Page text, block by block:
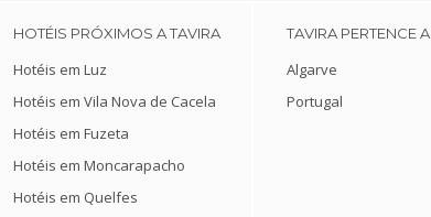
HOTÉIS PRÓXIMOS A TAVIRA
Hotéis em Luz
Hotéis em Vila Nova de Cacela
Hotéis em Fuzeta
Hotéis em Moncarapacho
Hotéis em Quelfes
TAVIRA PERTENCE A
Algarve
Portugal